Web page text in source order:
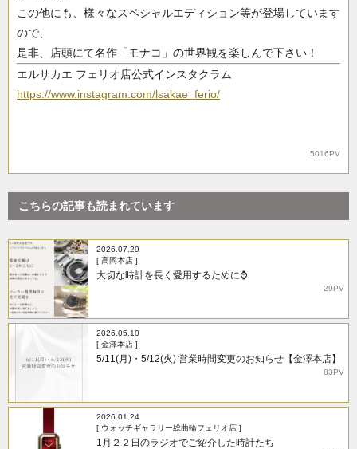
この他にも、様々なスペシャルエディション等が登場しています
ので、
是非、店頭にて名作「モナコ」の世界観を楽しんで下さい！
エルサカエ フェリオ店公式インスタクラム
https://www.instagram.com/lsakae_ferio/
5016PV
こちらの記事も読まれています
2026.07.29
[ 高岡本店 ]
大切な時計を長く愛用するために⌚
29PV
2026.05.10
[ 金澤本店 ]
5/11(月)・5/12(火) 営業時間変更のお知らせ【金澤本店】
83PV
2026.01.24
[ ウォッチギャラリー総曲輪フェリオ店 ]
1月２２日のラジオでご紹介した時計たち